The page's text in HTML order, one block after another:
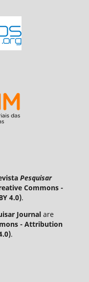
Pesquisar
Commons -
4.0).
Journalare
- Attribution
.